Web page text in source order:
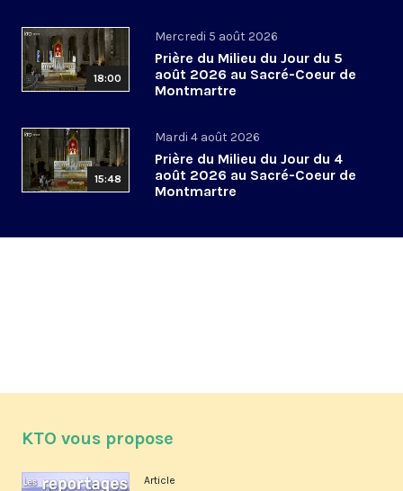
18:00
Mercredi 5 août 2026
Prière du Milieu du Jour du 5
août 2026 au Sacré-Coeur de
Montmartre
15:48
Mardi 4 août 2026
Prière du Milieu du Jour du 4
août 2026 au Sacré-Coeur de
Montmartre
KTO vous propose
Article